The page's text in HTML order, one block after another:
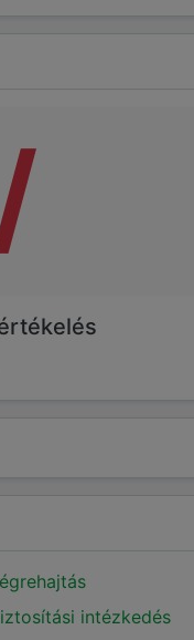
intézkedés